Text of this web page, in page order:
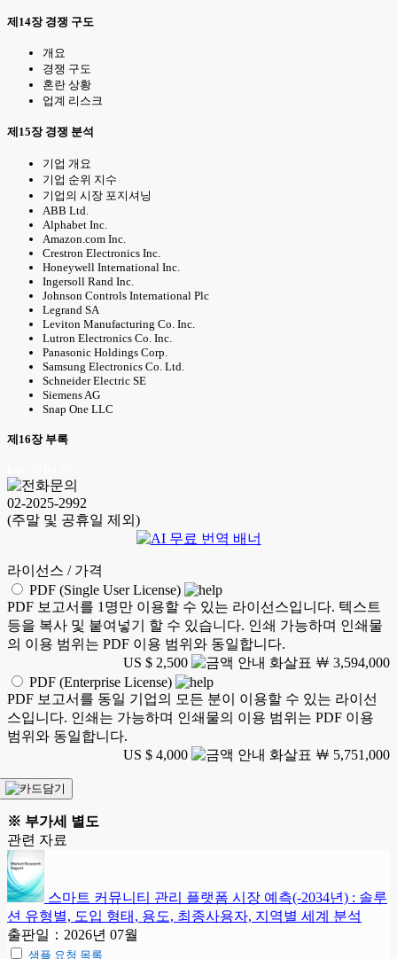
제14장 경쟁 구도
개요
경쟁 구도
혼란 상황
업계 리스크
제15장 경쟁 분석
기업 개요
기업 순위 지수
기업의 시장 포지셔닝
ABB Ltd.
Alphabet Inc.
Amazon.com Inc.
Crestron Electronics Inc.
Honeywell International Inc.
Ingersoll Rand Inc.
Johnson Controls International Plc
Legrand SA
Leviton Manufacturing Co. Inc.
Lutron Electronics Co. Inc.
Panasonic Holdings Corp.
Samsung Electronics Co. Ltd.
Schneider Electric SE
Siemens AG
Snap One LLC
제16장 부록
02-2025-2992
(주말 및 공휴일 제외)
라이선스 / 가격
PDF (Single User License)
PDF 보고서를 1명만 이용할 수 있는 라이선스입니다. 텍스트
등을 복사 및 붙여넣기 할 수 있습니다. 인쇄 가능하며 인쇄물
의 이용 범위는 PDF 이용 범위와 동일합니다.
US $ 2,500
￦ 3,594,000
PDF (Enterprise License)
PDF 보고서를 동일 기업의 모든 분이 이용할 수 있는 라이선
스입니다. 인쇄는 가능하며 인쇄물의 이용 범위는 PDF 이용
범위와 동일합니다.
US $ 4,000
￦ 5,751,000
※ 부가세 별도
관련 자료
스마트 커뮤니티 관리 플랫폼 시장 예측(-2034년) : 솔루
션 유형별, 도입 형태, 용도, 최종사용자, 지역별 세계 분석
출판일：2026년 07월
샘플 요청 목록